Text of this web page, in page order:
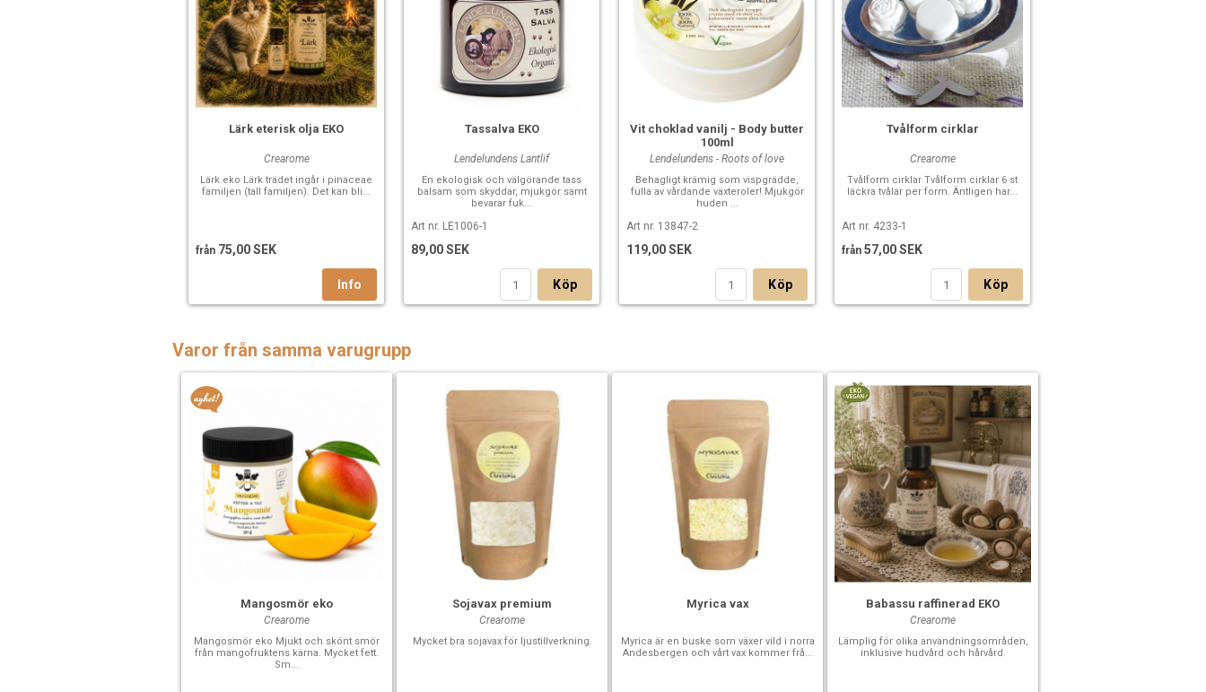
Lärk eterisk olja EKO
Crearome
Lärk eko Lärk trädet ingår i pinaceae
familjen (tall familjen). Det kan bli...
från 75,00 SEK
Tassalva EKO
Lendelundens Lantlif
En ekologisk och välgörande tass
balsam som skyddar, mjukgör samt
bevarar fuk...
Art nr. LE1006-1
89,00 SEK
Köp
Vit choklad vanilj - Body butter
100ml
Lendelundens - Roots of love
Behagligt krämig som vispgrädde,
fulla av vårdande växteroler! Mjukgör
huden ...
Art nr. 13847-2
119,00 SEK
Köp
Tvålform cirklar
Crearome
Tvålform cirklar Tvålform cirklar 6 st
läckra tvålar per form. Äntligen har...
Art nr. 4233-1
från 57,00 SEK
Köp
Varor från samma varugrupp
Mangosmör eko
Crearome
Mangosmör eko Mjukt och skönt smör
från mangofruktens kärna. Mycket fett.
Sm...
Sojavax premium
Crearome
Mycket bra sojavax för ljustillverkning.
Myrica vax
Myrica är en buske som växer vild i norra
Andesbergen och vårt vax kommer frå...
Babassu raffinerad EKO
Crearome
Lämplig för olika användningsområden,
inklusive hudvård och hårvård.